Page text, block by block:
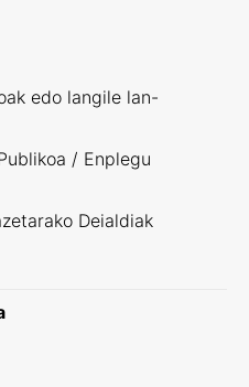
edo langile lan-
/ Enplegu
Deialdiak